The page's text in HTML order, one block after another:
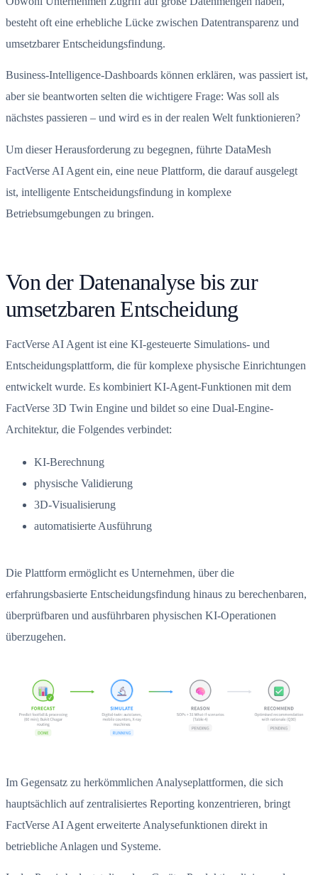
besteht oft eine erhebliche Lücke zwischen Datentransparenz und
umsetzbarer Entscheidungsfindung.
Business-Intelligence-Dashboards können erklären, was passiert ist,
aber sie beantworten selten die wichtigere Frage: Was soll als
nächstes passieren – und wird es in der realen Welt funktionieren?
Um dieser Herausforderung zu begegnen, führte DataMesh
FactVerse AI Agent ein, eine neue Plattform, die darauf ausgelegt
ist, intelligente Entscheidungsfindung in komplexe
Betriebsumgebungen zu bringen.
Von der Datenanalyse bis zur
umsetzbaren Entscheidung
FactVerse AI Agent ist eine KI-gesteuerte Simulations- und
Entscheidungsplattform, die für komplexe physische Einrichtungen
entwickelt wurde. Es kombiniert KI-Agent-Funktionen mit dem
FactVerse 3D Twin Engine und bildet so eine Dual-Engine-
Architektur, die Folgendes verbindet:
KI-Berechnung
physische Validierung
3D-Visualisierung
automatisierte Ausführung
Die Plattform ermöglicht es Unternehmen, über die
erfahrungsbasierte Entscheidungsfindung hinaus zu berechenbaren,
überprüfbaren und ausführbaren physischen KI-Operationen
überzugehen.
Im Gegensatz zu herkömmlichen Analyseplattformen, die sich
hauptsächlich auf zentralisiertes Reporting konzentrieren, bringt
FactVerse AI Agent erweiterte Analysefunktionen direkt in
betriebliche Anlagen und Systeme.